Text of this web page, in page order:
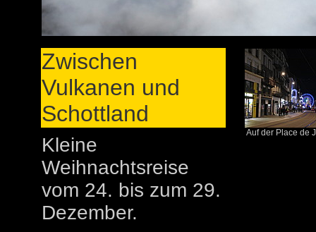
Zwischen
Vulkanen und
Schottland
Auf der Place de
Kleine
Weihnachtsreise
vom 24. bis zum 29.
Dezember.